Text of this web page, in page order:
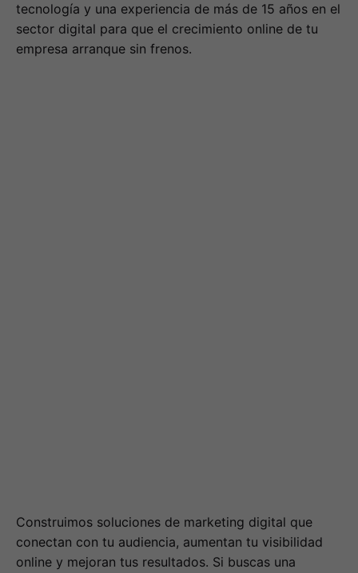
tecnología y una experiencia de más de 15 años en el
sector digital para que el crecimiento online de tu
empresa arranque sin frenos.
Construimos soluciones de marketing digital que
conectan con tu audiencia, aumentan tu visibilidad
online y mejoran tus resultados. Si buscas una